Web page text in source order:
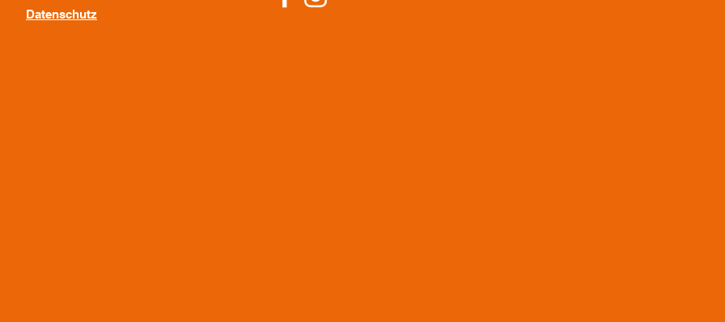
Datenschutz